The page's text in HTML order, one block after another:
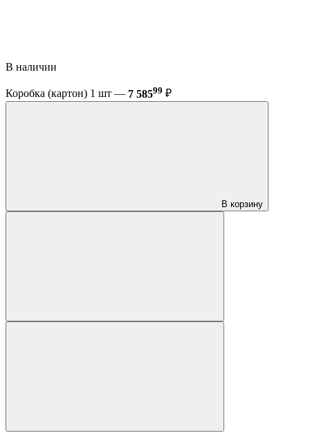
В наличии
Коробка (картон) 1 шт — 7 58599 ₽
В корзину